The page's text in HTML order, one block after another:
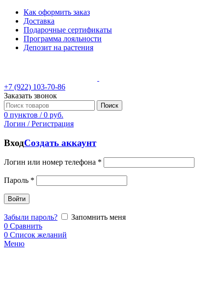
Как оформить заказ
Доставка
Подарочные сертификаты
Программа лояльности
Депозит на растения
+7 (922) 103-70-86
Заказать звонок
Поиск
0 пунктов / 0 руб.
Логин / Регистрация
ВходСоздать аккаунт
Логин или номер телефона *
Пароль *
Войти
Забыли пароль?
Запомнить меня
0 Сравнить
0 Список желаний
Меню